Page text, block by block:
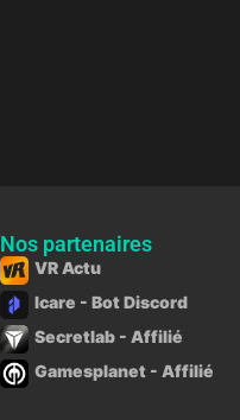
Nos partenaires
VR Actu
Icare - Bot Discord
Secretlab - Affilié
Gamesplanet - Affilié